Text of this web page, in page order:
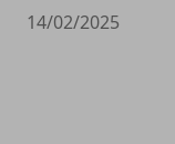
14/02/2025